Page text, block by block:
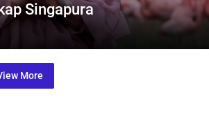
Singapura
More